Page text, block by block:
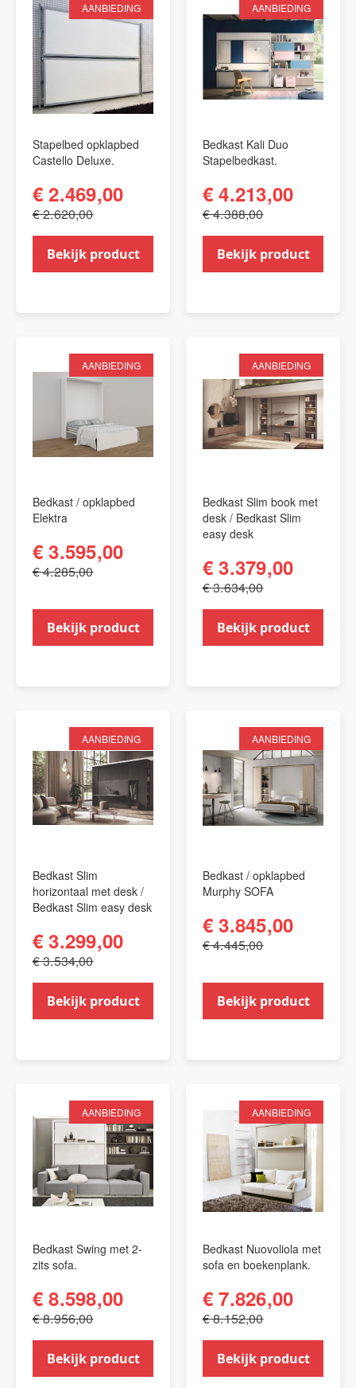
AANBIEDING
Stapelbed opklapbed
Castello Deluxe.
€ 2.469,00
€ 2.620,00
Bekijk product
AANBIEDING
Bedkast Kali Duo
Stapelbedkast.
€ 4.213,00
€ 4.388,00
Bekijk product
AANBIEDING
Bedkast / opklapbed
Elektra
€ 3.595,00
€ 4.285,00
Bekijk product
AANBIEDING
Bedkast Slim book met
desk / Bedkast Slim
easy desk
€ 3.379,00
€ 3.634,00
Bekijk product
AANBIEDING
Bedkast Slim
horizontaal met desk /
Bedkast Slim easy desk
€ 3.299,00
€ 3.534,00
Bekijk product
AANBIEDING
Bedkast / opklapbed
Murphy SOFA
€ 3.845,00
€ 4.445,00
Bekijk product
AANBIEDING
Bedkast Swing met 2-
zits sofa.
€ 8.598,00
€ 8.956,00
Bekijk product
AANBIEDING
Bedkast Nuovoliola met
sofa en boekenplank.
€ 7.826,00
€ 8.152,00
Bekijk product